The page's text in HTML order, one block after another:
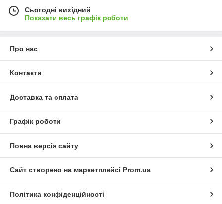
Сьогодні вихідний
Показати весь графік роботи
Про нас
Контакти
Доставка та оплата
Графік роботи
Повна версія сайту
Сайт створено на маркетплейсі Prom.ua
Політика конфіденційності